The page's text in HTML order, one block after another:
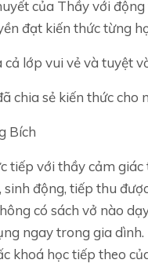
của Thầy với động
đạt kiến thức từng
cả lớp vui vẻ và tuyệt
chia sẻ kiến thức cho
Bích
tiếp với thầy cảm giác
sinh động, tiếp thu
có sách vở nào
ngay trong gia
khoá học tiếp theo